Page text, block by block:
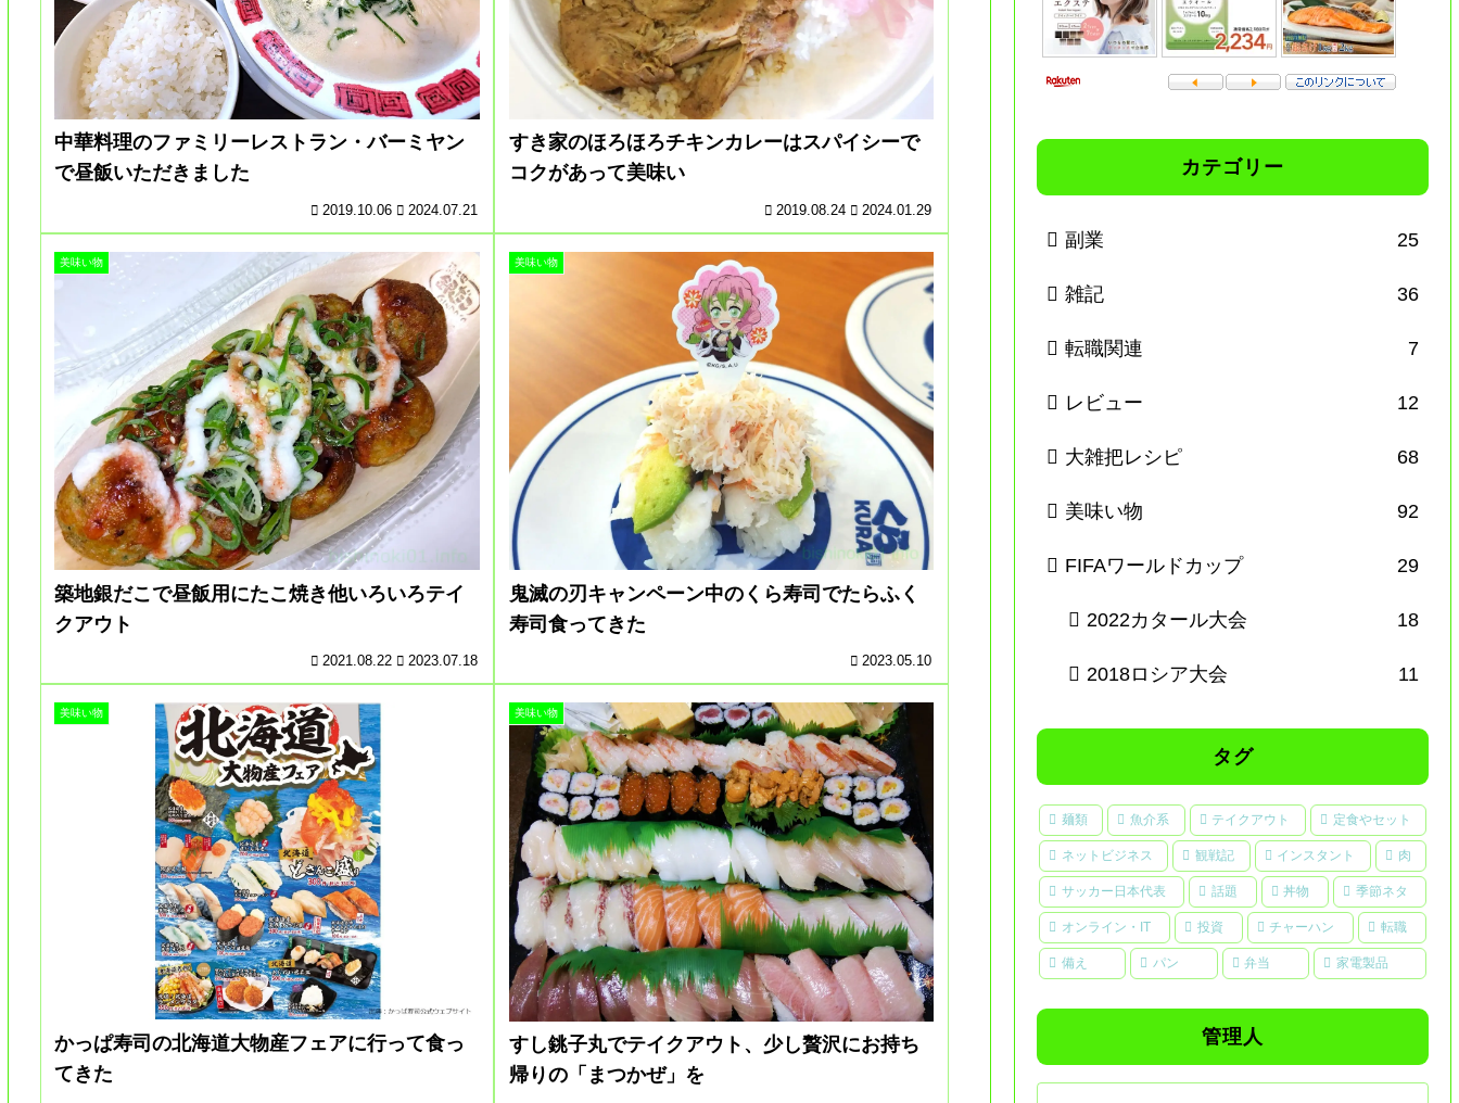
中華料理のファミリーレストラン・バーミヤン
で昼飯いただきました
2019.10.06 2024.07.21
すき家のほろほろチキンカレーはスパイシーで
コクがあって美味い
2019.08.24 2024.01.29
美味い物
築地銀だこで昼飯用にたこ焼き他いろいろテイ
クアウト
2021.08.22 2023.07.18
美味い物
鬼滅の刃キャンペーン中のくら寿司でたらふく
寿司食ってきた
2023.05.10
美味い物
かっぱ寿司の北海道大物産フェアに行って食っ
てきた
美味い物
すし銚子丸でテイクアウト、少し贅沢にお持ち
帰りの「まつかぜ」を
カテゴリー
副業 25
雑記 36
転職関連 7
レビュー 12
大雑把レシピ 68
美味い物 92
FIFAワールドカップ 29
2022カタール大会 18
2018ロシア大会 11
タグ
麺類 魚介系 テイクアウト 定食やセット
ネットビジネス 観戦記 インスタント 肉
サッカー日本代表 話題 丼物 季節ネタ
オンライン・IT 投資 チャーハン 転職
備え パン 弁当 家電製品
管理人